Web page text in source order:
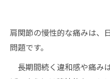
肩関節の慢性的な痛みは、
問題です。
長期間続く違和感や痛み